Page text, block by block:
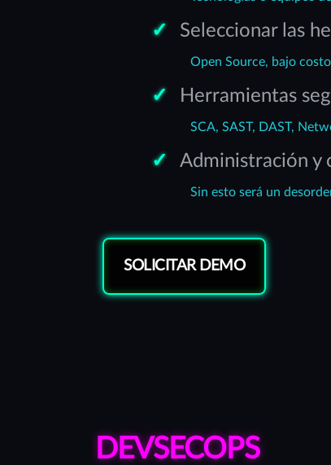
Seleccionar las
Open Source, bajo
Herramientas
SCA, SAST, DAST,
Administración y
Sin esto será un
SOLICITAR DEMO
DEVSECOPS